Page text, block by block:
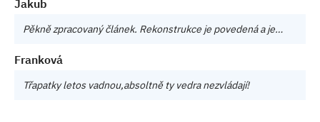
Jakub
Pěkně zpracovaný článek. Rekonstrukce je povedená a je…
Franková
Třapatky letos vadnou,absoltně ty vedra nezvládají!